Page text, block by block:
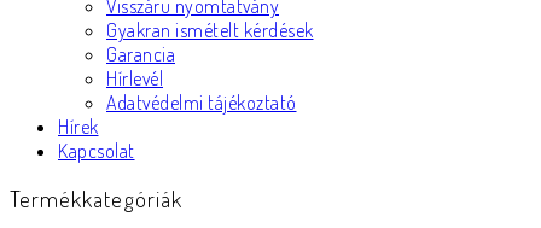
Visszáru nyomtatvány
Gyakran ismételt kérdések
Garancia
Hírlevél
Adatvédelmi tájékoztató
Hírek
Kapcsolat
Termékkategóriák